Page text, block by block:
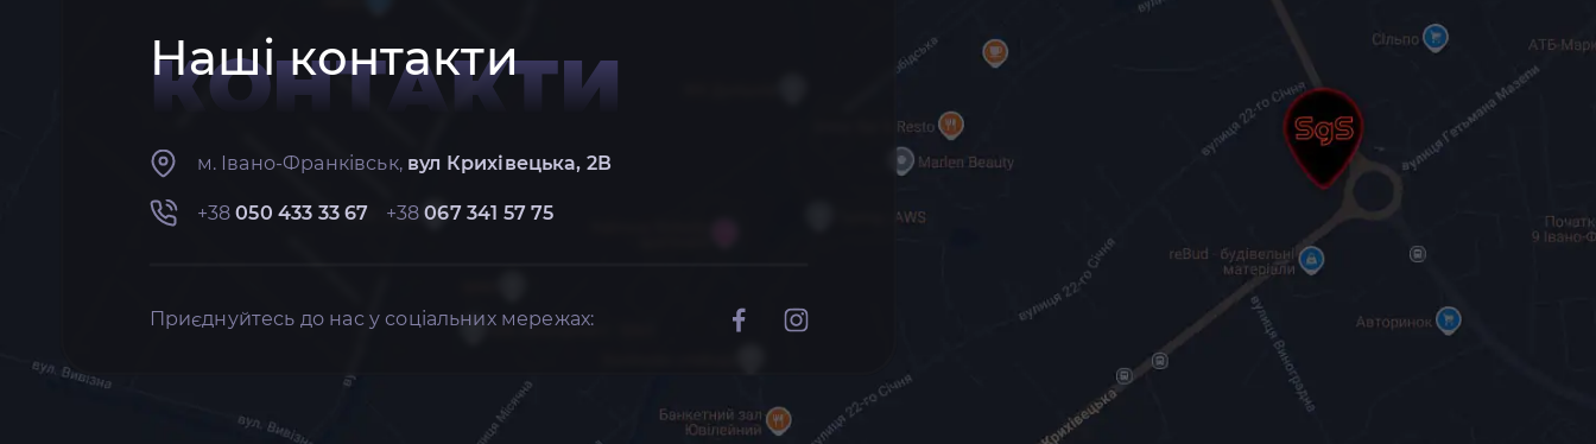
Наші контакти
КОНТАКТИ
м. Івано-Франківськ, вул Крихівецька, 2В
+38050 433 33 67 +38067 341 57 75
Приєднуйтесь до нас у соціальних мережах: